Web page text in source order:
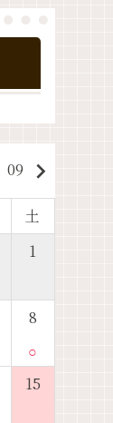
09 keyboard_arrow_right
土
1
8
○
15